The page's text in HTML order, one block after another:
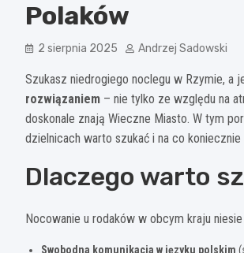
Polaków
2 sierpnia 2025 Andrzej Sadowski
Szukasz niedrogiego noclegu w Rzymie, a
rozwiązaniem – nie tylko ze względu na
doskonale znają Wieczne Miasto. W tym
dzielnicach warto szukać i na co
Dlaczego warto
Nocowanie u rodaków w obcym kraju
Swobodna komunikacja w języku polskim